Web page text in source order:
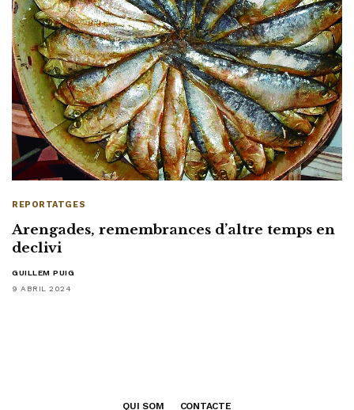
REPORTATGES
Arengades, remembrances d’altre temps en
declivi
GUILLEM PUIG
9 ABRIL 2024
QUI SOM CONTACTE